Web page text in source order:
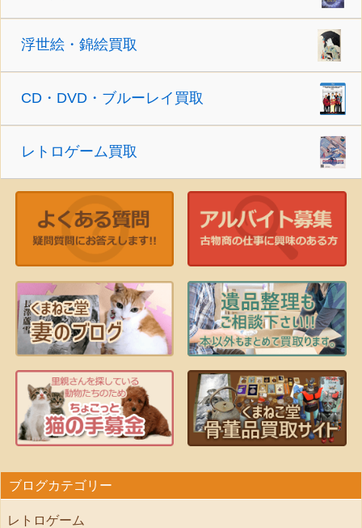
浮世絵・錦絵買取
CD・DVD・ブルーレイ買取
レトロゲーム買取
ブログカテゴリー
レトロゲーム